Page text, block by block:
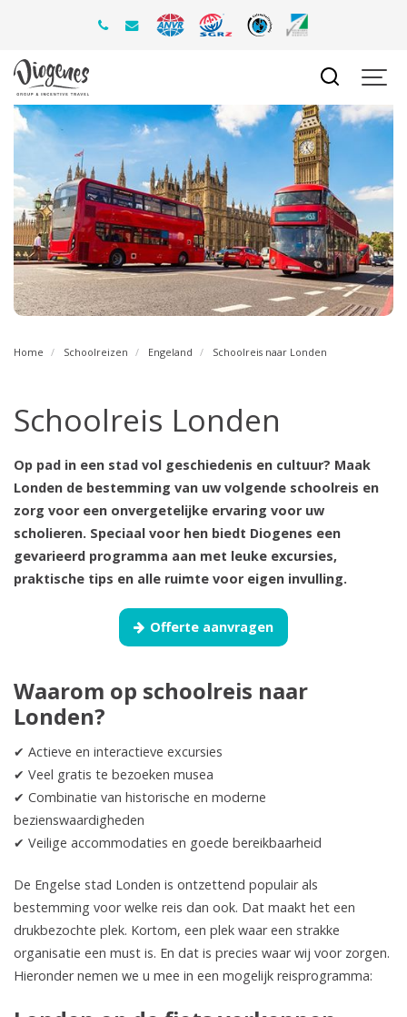
Home Schoolreizen Engeland Schoolreis naar Londen
Schoolreis Londen
Op pad in een stad vol geschiedenis en cultuur? Maak
Londen de bestemming van uw volgende schoolreis en
zorg voor een onvergetelijke ervaring voor uw
scholieren. Speciaal voor hen biedt Diogenes een
gevarieerd programma aan met leuke excursies,
praktische tips en alle ruimte voor eigen invulling.
Offerte aanvragen
Waarom op schoolreis naar
Londen?
✔ Actieve en interactieve excursies
✔ Veel gratis te bezoeken musea
✔ Combinatie van historische en moderne
bezienswaardigheden
✔ Veilige accommodaties en goede bereikbaarheid
De Engelse stad Londen is ontzettend populair als
bestemming voor welke reis dan ook. Dat maakt het een
drukbezochte plek. Kortom, een plek waar een strakke
organisatie een must is. En dat is precies waar wij voor zorgen.
Hieronder nemen we u mee in een mogelijk reisprogramma: